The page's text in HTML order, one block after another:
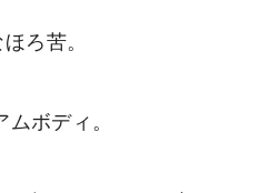
ろ苦。
ボディ。